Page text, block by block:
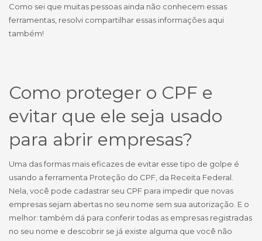
Como sei que muitas pessoas ainda não conhecem essas
ferramentas, resolvi compartilhar essas informações aqui
também!
Como proteger o CPF e
evitar que ele seja usado
para abrir empresas?
Uma das formas mais eficazes de evitar esse tipo de golpe é
usando a ferramenta Proteção do CPF, da Receita Federal.
Nela, você pode cadastrar seu CPF para impedir que novas
empresas sejam abertas no seu nome sem sua autorização. E o
melhor: também dá para conferir todas as empresas registradas
no seu nome e descobrir se já existe alguma que você não